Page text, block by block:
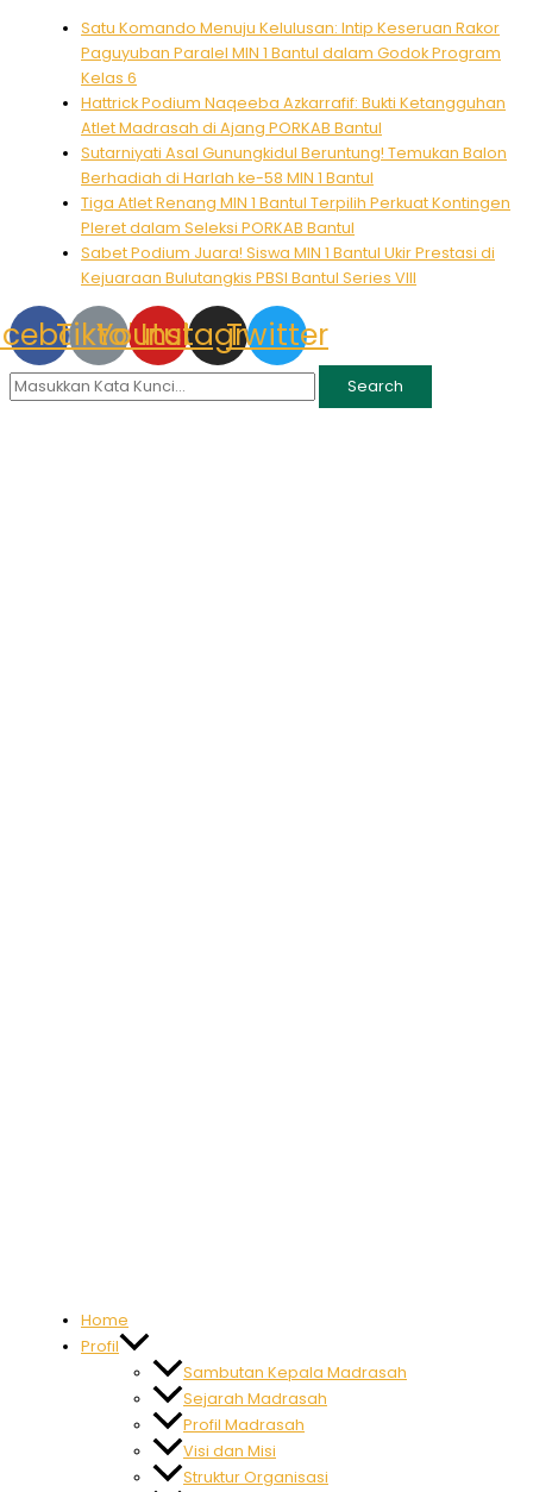
Satu Komando Menuju Kelulusan: Intip Keseruan Rakor
Paguyuban Paralel MIN 1 Bantul dalam Godok Program
Kelas 6
Hattrick Podium Naqeeba Azkarrafif: Bukti Ketangguhan
Atlet Madrasah di Ajang PORKAB Bantul
Sutarniyati Asal Gunungkidul Beruntung! Temukan Balon
Berhadiah di Harlah ke-58 MIN 1 Bantul
Tiga Atlet Renang MIN 1 Bantul Terpilih Perkuat Kontingen
Pleret dalam Seleksi PORKAB Bantul
Sabet Podium Juara! Siswa MIN 1 Bantul Ukir Prestasi di
Kejuaraan Bulutangkis PBSI Bantul Series VIII
TiktokYoutube
Instagram
Twitter
Search
Home
Profil
Sambutan Kepala Madrasah
Sejarah Madrasah
Profil Madrasah
Visi dan Misi
Struktur Organisasi
here..